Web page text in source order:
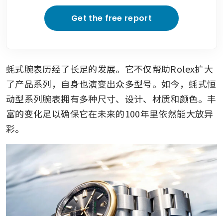
Get the free report
蚝式腕表历经了长足的发展。它不仅帮助Rolex扩大
了产品系列，自身也演变出众多型号。如今，蚝式恒
动型系列腕表拥有多种尺寸、设计、材质和颜色。丰
富的变化足以确保它在未来的100年里依然能大放异
彩。